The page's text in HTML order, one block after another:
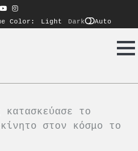
youtube
instagram
Color: Light Dark Auto
το
στον κόσμο το